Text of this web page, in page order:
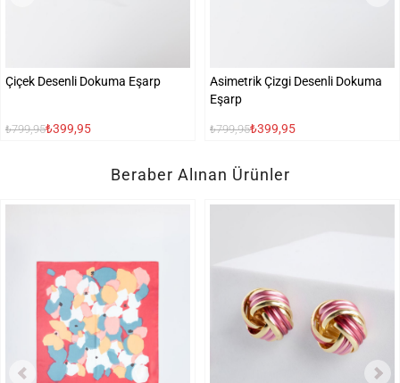
Çiçek Desenli Dokuma Eşarp
₺799,95₺399,95
Asimetrik Çizgi Desenli Dokuma
Eşarp
₺799,95₺399,95
Beraber Alınan Ürünler